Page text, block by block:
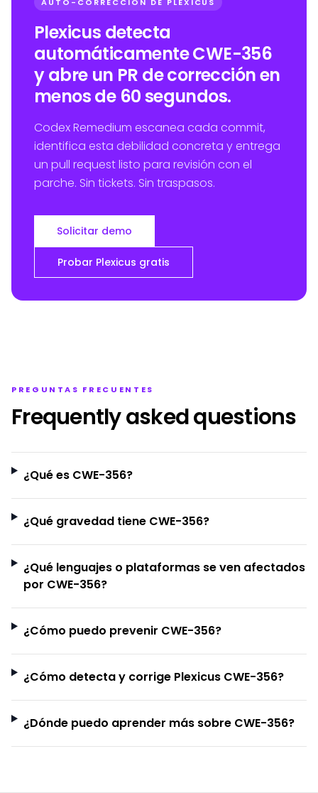
Plexicus detecta
automáticamente CWE-356
y abre un PR de corrección en
menos de 60 segundos.
Codex Remedium escanea cada commit,
identifica esta debilidad concreta y entrega
un pull request listo para revisión con el
parche. Sin tickets. Sin traspasos.
Solicitar demo
Probar Plexicus gratis
PREGUNTAS FRECUENTES
Frequently asked questions
¿Qué es CWE-356?
¿Qué gravedad tiene CWE-356?
¿Qué lenguajes o plataformas se ven afectados
por CWE-356?
¿Cómo puedo prevenir CWE-356?
¿Cómo detecta y corrige Plexicus CWE-356?
¿Dónde puedo aprender más sobre CWE-356?